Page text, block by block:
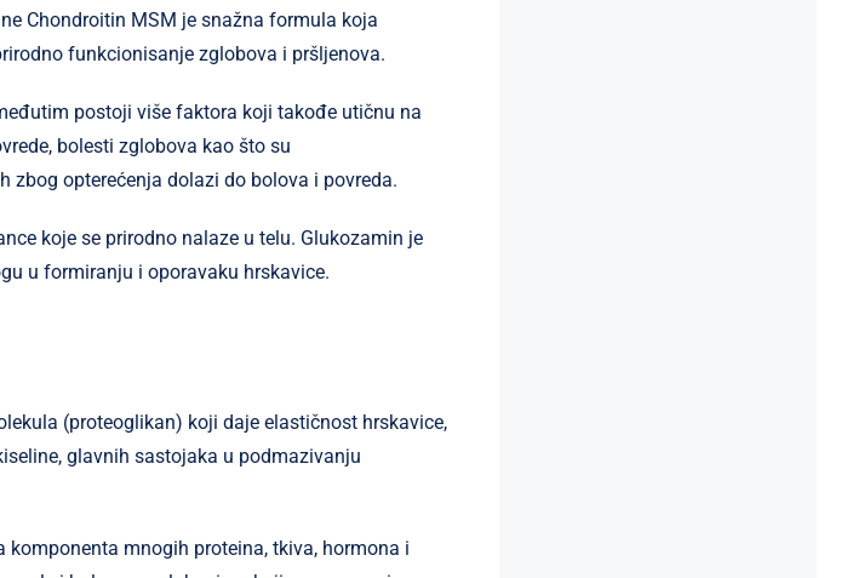
Chondroitin MSM je snažna formula koja
funkcionisanje zglobova i pršljenova.
postoji više faktora koji takođe utičnu na
bolesti zglobova kao što su
opterećenja dolazi do bolova i povreda.
koje se prirodno nalaze u telu. Glukozamin je
u formiranju i oporavaku hrskavice.
(proteoglikan) koji daje elastičnost hrskavice,
glavnih sastojaka u podmazivanju
mnogih proteina, tkiva, hormona i